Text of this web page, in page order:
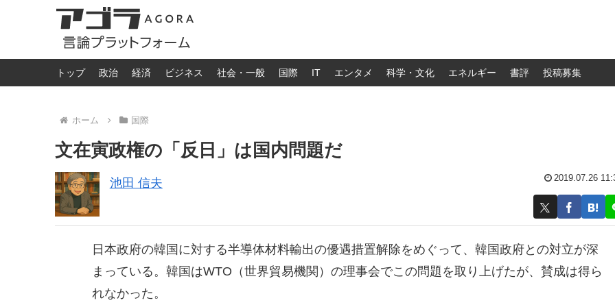
トップ 政治 経済 ビジネス 社会・一般 国際 IT エンタメ 科学・文化 エネルギー 書評 投稿募集
ホーム 国際
文在寅政権の「反日」は国内問題だ
池田 信夫 2019.07.26
日本政府の韓国に対する半導体材料輸出の優遇措置解除をめぐって、韓国政府との対立が深
まっている。韓国はWTO（世界貿易機関）の理事会でこの問題を取り上げたが、賛成は得ら
れなかった。